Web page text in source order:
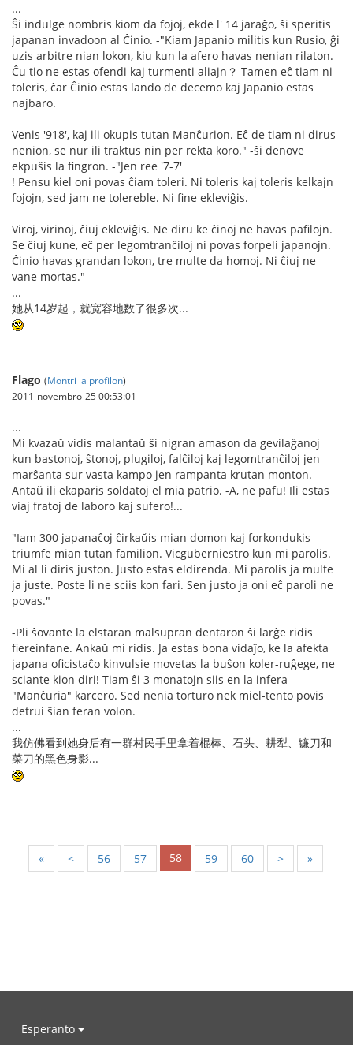
...
Ŝi indulge nombris kiom da fojoj, ekde l' 14 jaraĝo, ŝi speritis
japanan invadoon al Ĉinio. -"Kiam Japanio militis kun Rusio, ĝi
uzis arbitre nian lokon, kiu kun la afero havas nenian rilaton.
Ĉu tio ne estas ofendi kaj turmenti aliajn？ Tamen eĉ tiam ni
toleris, ĉar Ĉinio estas lando de decemo kaj Japanio estas
najbaro.
Venis '918', kaj ili okupis tutan Manĉurion. Eĉ de tiam ni dirus
nenion, se nur ili traktus nin per rekta koro." -ŝi denove
ekpuŝis la fingron. -"Jen ree '7-7'
! Pensu kiel oni povas ĉiam toleri. Ni toleris kaj toleris kelkajn
fojojn, sed jam ne tolereble. Ni fine ekleviĝis.
Viroj, virinoj, ĉiuj ekleviĝis. Ne diru ke ĉinoj ne havas pafilojn.
Se ĉiuj kune, eĉ per legomtranĉiloj ni povas forpeli japanojn.
Ĉinio havas grandan lokon, tre multe da homoj. Ni ĉiuj ne
vane mortas."
...
她从14岁起，就宽容地数了很多次...
Flago (Montri la profilon)
2011-novembro-25 00:53:01
...
Mi kvazaŭ vidis malantaŭ ŝi nigran amason da gevilaĝanoj
kun bastonoj, ŝtonoj, plugiloj, falĉiloj kaj legomtranĉiloj jen
marŝanta sur vasta kampo jen rampanta krutan monton.
Antaŭ ili ekaparis soldatoj el mia patrio. -A, ne pafu! Ili estas
viaj fratoj de laboro kaj sufero!...
"Iam 300 japanaĉoj ĉirkaŭis mian domon kaj forkondukis
triumfe mian tutan familion. Vicguberniestro kun mi parolis.
Mi al li diris juston. Justo estas eldirenda. Mi parolis ja multe
ja juste. Poste li ne sciis kon fari. Sen justo ja oni eĉ paroli ne
povas."
-Pli ŝovante la elstaran malsupran dentaron ŝi larĝe ridis
fiereinfane. Ankaŭ mi ridis. Ja estas bona vidaĵo, ke la afekta
japana oficistaĉo kinvulsie movetas la buŝon koler-ruĝege, ne
sciante kion diri! Tiam ŝi 3 monatojn siis en la infera
"Manĉuria" karcero. Sed nenia torturo nek miel-tento povis
detrui ŝian feran volon.
...
我仿佛看到她身后有一群村民手里拿着棍棒、石头、耕犁、镰刀和
菜刀的黑色身影...
« < 56 57 58 59 60 > »
Esperanto